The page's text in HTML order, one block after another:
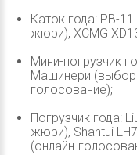
Каток года: РВ-
жюри), XCMG
Мини-погрузчик
Машинери (выбор
голосование);
Погрузчик года:
жюри), Shantui
(онлайн-